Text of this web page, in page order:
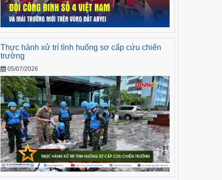
Thực hành xử trí tình huống sơ cấp cứu chiến
trường
05/07/2026